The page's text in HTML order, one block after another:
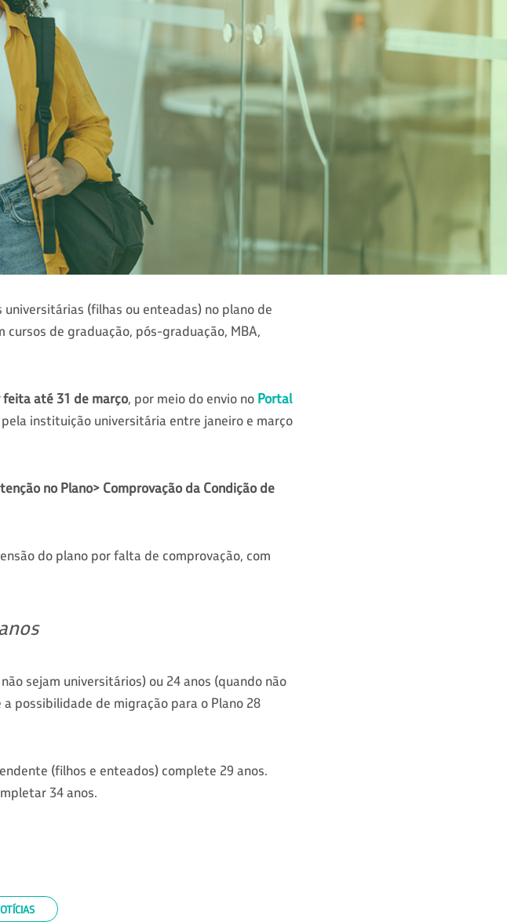
(filhas ou enteadas) no plano de
de graduação, pós-graduação, MBA,
até 31 de março, por meio do envio no Portal
instituição universitária entre janeiro e março
no Plano> Comprovação da Condição de
do plano por falta de comprovação, com
sejam universitários) ou 24 anos (quando não
possibilidade de migração para o Plano 28
(filhos e enteados) complete 29 anos.
34 anos.